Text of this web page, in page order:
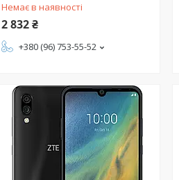
Немає в наявності
2 832 ₴
+380 (96) 753-55-52